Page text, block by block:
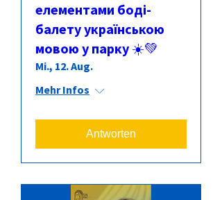
елементами боді-
балету українською
мовою у парку ☀️💚
Mi., 12. Aug.
Mehr Infos
Antworten